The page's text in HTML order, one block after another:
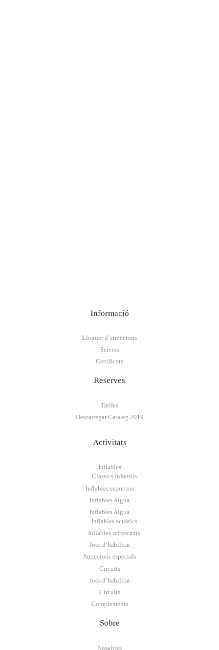
Informació
Lloguer d’atraccions
Serveis
Certificats
Reserves
Tarifes
Descarregar Catàleg 2019
Activitats
Inflables
Clàssics infantils
Inflables esportius
Inflables Aigua
Inflables Aigua
Inflables acuàtics
Inflables refrescants
Jocs d’habilitat
Atraccions especials
Circuits
Jocs d’habilitat
Circuits
Complements
Sobre
Nosaltres